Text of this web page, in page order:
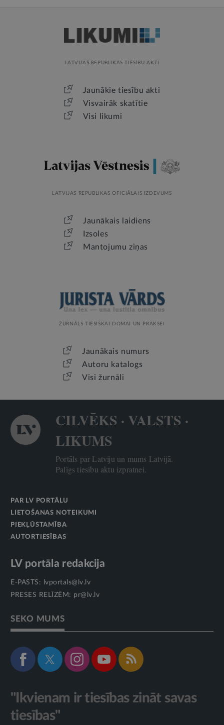
LATVIJAS REPUBLIKAS TIESĪBU AKTI
Jaunākie tiesību akti
Visvairāk skatītie
Visi likumi
LATVIJAS REPUBLIKAS OFICIĀLAIS IZDEVUMS
Jaunākais laidiens
Izsoles
Mantojumu ziņas
ŽURNĀLS TIESISKAI DOMAI UN PRAKSEI
Jaunākais numurs
Autoru katalogs
Visi žurnāli
CILVĒKS · VALSTS ·
LIKUMS
Portāls par Latviju un mums Latvijā.
Palīgs tiesību aktu izpratnei.
PAR LV PORTĀLU
LIETOŠANAS NOTEIKUMI
PIEKĻŪSTAMĪBA
AUTORTIESĪBAS
LV portāla redakcija
E-PASTS:
lvportals@lv.lv
PRESES RELĪZĒM: pr@lv.lv
SEKO MUMS
"Ikvienam ir tiesības zināt savas
tiesības"